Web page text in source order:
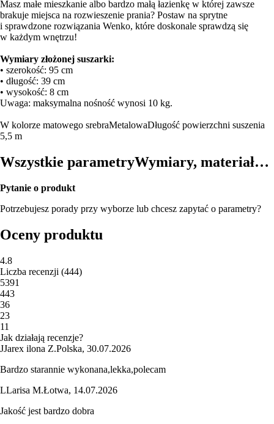
Masz małe mieszkanie albo bardzo małą łazienkę w której zawsze
brakuje miejsca na rozwieszenie prania? Postaw na sprytne
i sprawdzone rozwiązania Wenko, które doskonale sprawdzą się
w każdym wnętrzu!
Wymiary złożonej suszarki:
• szerokość: 95 cm
• długość: 39 cm
• wysokość: 8 cm
Uwaga: maksymalna nośność wynosi 10 kg.
W kolorze matowego srebraMetalowaDługość powierzchni suszenia
5,5 m
Wszystkie parametryWymiary, materiał…
Pytanie o produkt
Potrzebujesz porady przy wyborze lub chcesz zapytać o parametry?
Oceny produktu
4.8
Liczba recenzji (444)
5391
443
36
23
11
Jak działają recenzje?
JJarex ilona Z.Polska, 30.07.2026
Bardzo starannie wykonana,lekka,polecam
LLarisa M.Łotwa, 14.07.2026
Jakość jest bardzo dobra